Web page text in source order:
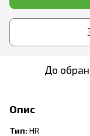
До
Опис
Тип:HR